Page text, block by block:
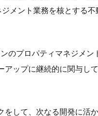
メント業務を核とする
プロパティマネジメン
ップに継続的に関与し
して、次なる開発に活